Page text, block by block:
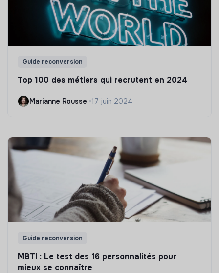
Guide reconversion
Top 100 des métiers qui recrutent en 2024
Marianne Roussel•17 juin 2024
Guide reconversion
MBTI : Le test des 16 personnalités pour
mieux se connaître